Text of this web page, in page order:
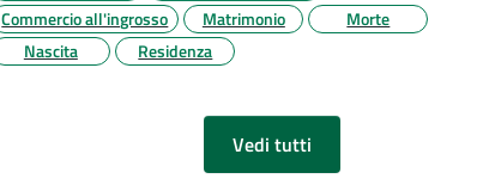
Commercio all'ingrosso
Matrimonio
Morte
Nascita
Residenza
Vedi tutti